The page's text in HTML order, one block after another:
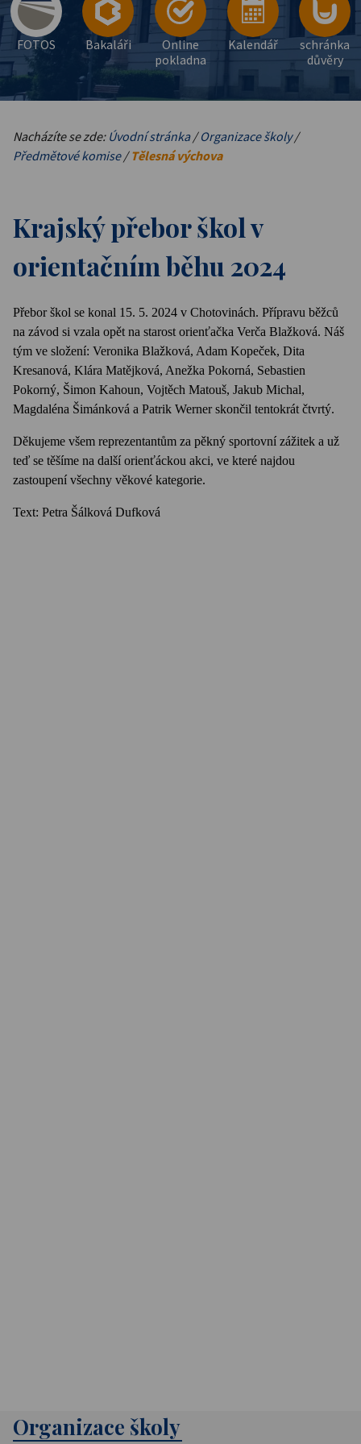
FOTOS Bakaláři
Online
pokladna
Kalendář
schránka
důvěry
Nacházíte se zde: Úvodní stránka/Organizace školy/
Předmětové komise/Tělesná výchova
Krajský přebor škol v
orientačním běhu 2024
Přebor škol se konal 15. 5. 2024 v Chotovinách. Přípravu běžců
na závod si vzala opět na starost orienťačka Verča Blažková. Náš
tým ve složení: Veronika Blažková, Adam Kopeček, Dita
Kresanová, Klára Matějková, Anežka Pokorná, Sebastien
Pokorný, Šimon Kahoun, Vojtěch Matouš, Jakub Michal,
Magdaléna Šimánková a Patrik Werner skončil tentokrát čtvrtý.
Děkujeme všem reprezentantům za pěkný sportovní zážitek a už
teď se těšíme na další orienťáckou akci, ve které najdou
zastoupení všechny věkové kategorie.
Text: Petra Šálková Dufková
Organizace školy